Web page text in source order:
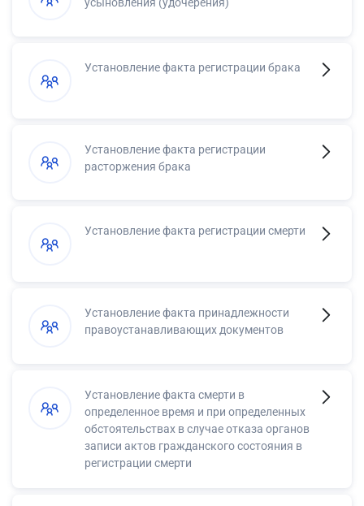
Установление факта регистрации брака
Установление факта регистрации
расторжения брака
Установление факта регистрации смерти
Установление факта принадлежности
правоустанавливающих документов
Установление факта смерти в
определенное время и при определенных
обстоятельствах в случае отказа органов
записи актов гражданского состояния в
регистрации смерти